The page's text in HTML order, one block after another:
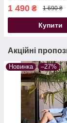
1 490 ₴ 1 690 ₴
Купити
Акційні
Новинка –27%